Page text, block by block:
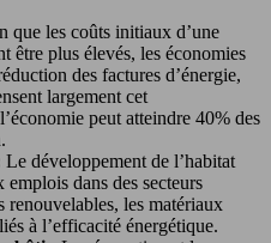
que les coûts initiaux d’une
être plus élevés, les économies
des factures d’énergie,
largement cet
peut atteindre 40% des
Le développement de l’habitat
dans des secteurs
renouvelables, les matériaux
à l’efficacité énergétique.